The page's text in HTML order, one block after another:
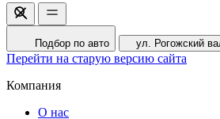
Подбор по авто ул. Рогожский
Перейти на старую версию сайта
Компания
О нас